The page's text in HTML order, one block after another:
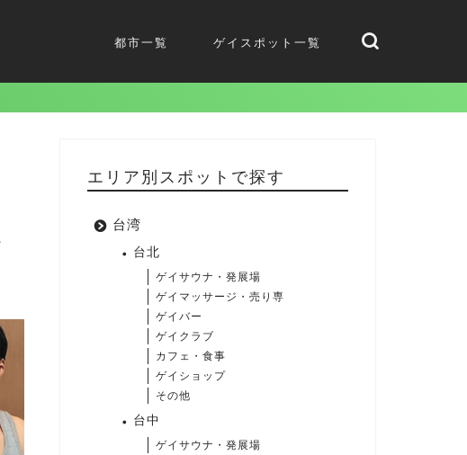
都市一覧 ゲイスポット一覧
エリア別スポットで探す
台湾
台北
ゲイサウナ・発展場
ゲイマッサージ・売り専
ゲイバー
ゲイクラブ
カフェ・食事
ゲイショップ
その他
台中
ゲイサウナ・発展場